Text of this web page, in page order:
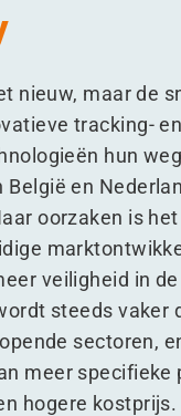
nieuw, maar de
tracking- en
hun
en
oorzaken is
veiligheid in
steeds vaker
sectoren,
meer specifieke
hogere kostprijs.